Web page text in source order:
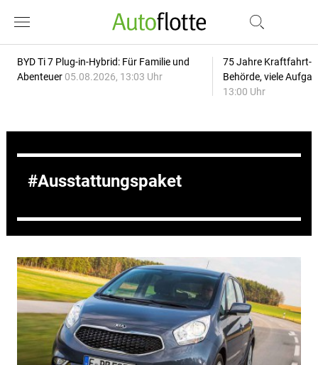
BYD Ti 7 Plug-in-Hybrid: Für Familie und
Abenteuer 05.08.2026, 13:03 Uhr
75 Jahre Kraftfahrt-
Behörde, viele
13:00 Uhr
Ausstattungspaket